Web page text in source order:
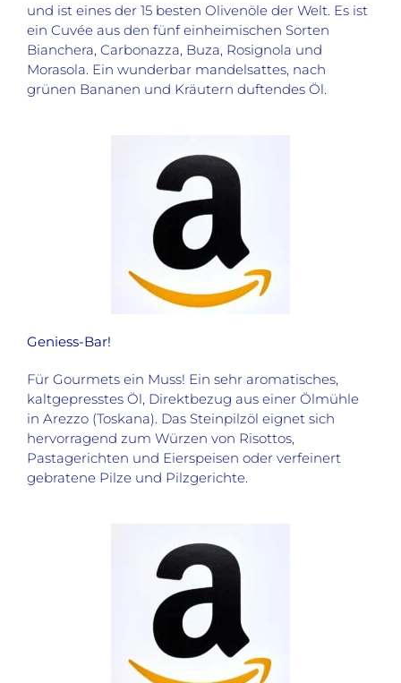
und ist eines der 15 besten Olivenöle der Welt. Es ist
ein Cuvée aus den fünf einheimischen Sorten
Bianchera, Carbonazza, Buza, Rosignola und
Morasola. Ein wunderbar mandelsattes, nach
grünen Bananen und Kräutern duftendes Öl.
Geniess-Bar!
Für Gourmets ein Muss! Ein sehr aromatisches,
kaltgepresstes Öl, Direktbezug aus einer Ölmühle
in Arezzo (Toskana). Das Steinpilzöl eignet sich
hervorragend zum Würzen von Risottos,
Pastagerichten und Eierspeisen oder verfeinert
gebratene Pilze und Pilzgerichte.